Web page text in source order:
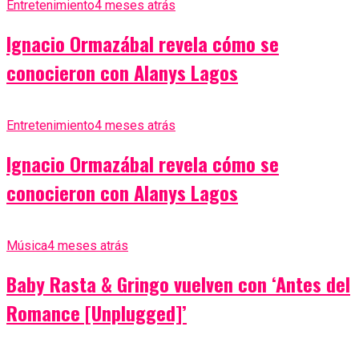
Entretenimiento4 meses atrás
Ignacio Ormazábal revela cómo se
conocieron con Alanys Lagos
Entretenimiento4 meses atrás
Ignacio Ormazábal revela cómo se
conocieron con Alanys Lagos
Música4 meses atrás
Baby Rasta & Gringo vuelven con ‘Antes del
Romance [Unplugged]’